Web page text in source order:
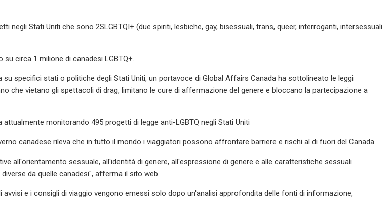
negli Stati Uniti che sono 2SLGBTQI+ (due spiriti, lesbiche, gay, bisessuali, trans, queer, interroganti, intersessuali
circa 1 milione di canadesi LGBTQ+.
specifici stati o politiche degli Stati Uniti, un portavoce di Global Affairs Canada ha sottolineato le leggi
che vietano gli spettacoli di drag, limitano le cure di affermazione del genere e bloccano la partecipazione a
attualmente monitorando 495 progetti di legge anti-LGBTQ negli Stati Uniti
canadese rileva che in tutto il mondo i viaggiatori possono affrontare barriere e rischi al di fuori del Canada.
all'orientamento sessuale, all'identità di genere, all'espressione di genere e alle caratteristiche sessuali
da quelle canadesi", afferma il sito web.
avvisi e i consigli di viaggio vengono emessi solo dopo un'analisi approfondita delle fonti di informazione,